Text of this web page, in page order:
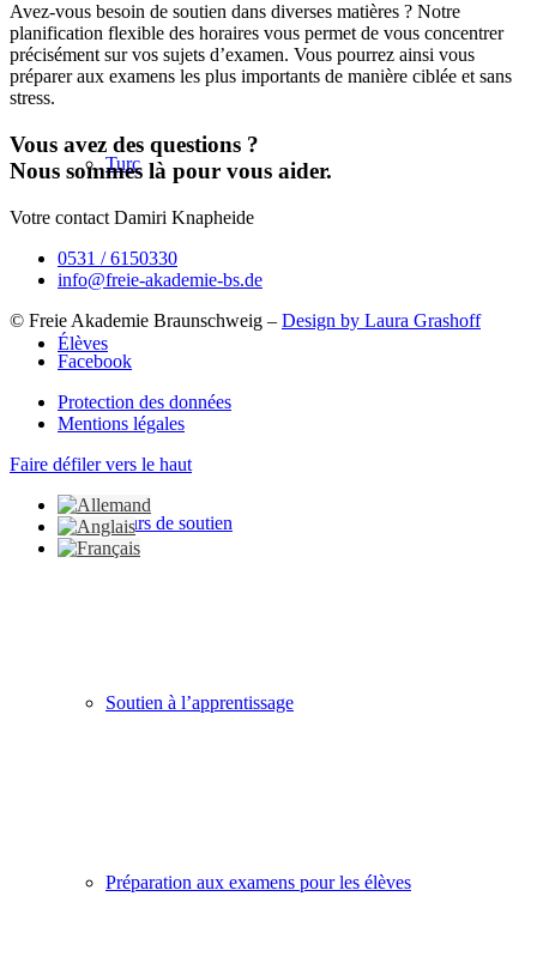
Turc
Élèves
Cours de soutien
Soutien à l’apprentissage
Préparation aux examens pour les élèves
Avez-vous besoin de soutien dans diverses matières ? Notre
planification flexible des horaires vous permet de vous concentrer
précisément sur vos sujets d’examen. Vous pourrez ainsi vous
préparer aux examens les plus importants de manière ciblée et sans
stress.
Vous avez des questions ?
Nous sommes là pour vous aider.
Votre contact Damiri Knapheide
0531 / 6150330
info@freie-akademie-bs.de
© Freie Akademie Braunschweig – Design by Laura Grashoff
Facebook
Protection des données
Mentions légales
Faire défiler vers le haut